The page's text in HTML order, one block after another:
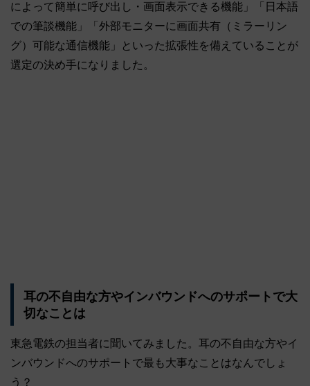
によって簡単に呼び出し・画面表示できる機能」「日本語
での筆談機能」「外部モニターに画面共有（ミラーリン
グ）可能な通信機能」といった拡張性を備えていることが
選定の決め手になりました。
耳の不自由な方やインバウンドへのサポートで大
切なことは
東急電鉄の担当者に聞いてみました。耳の不自由な方やイ
ンバウンドへのサポートで最も大事なことはなんでしょ
う？